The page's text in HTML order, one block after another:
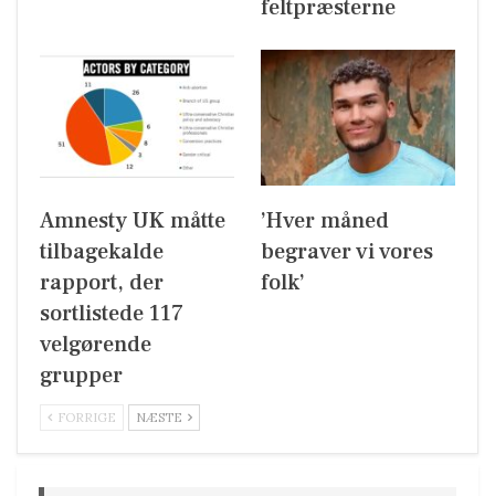
feltpræsterne
Amnesty UK måtte
tilbagekalde
rapport, der
sortlistede 117
velgørende
grupper
’Hver måned
begraver vi vores
folk’
FORRIGE NÆSTE